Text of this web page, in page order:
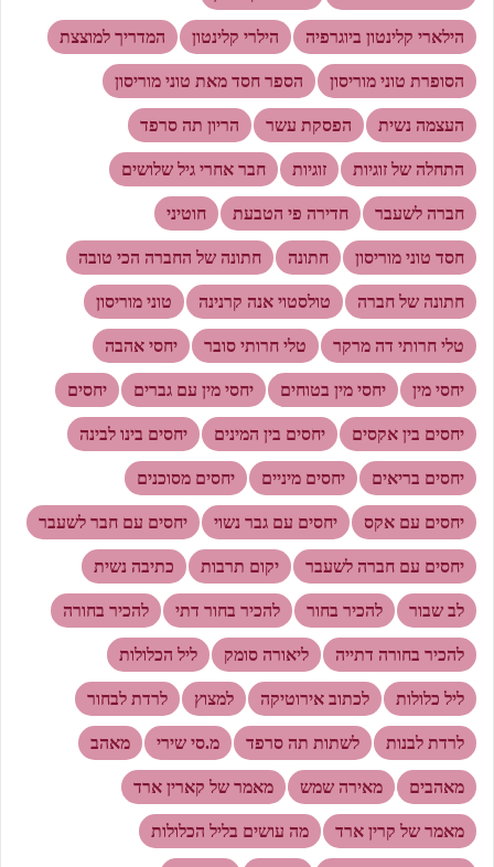
הילארי קלינטון ביוגרפיה הילרי קלינטון המדריך למוצצת
הסופרת טוני מוריסון הספר חסד מאת טוני מוריסון
העצמה נשית הפסקת עשר הריון תה סרפד
התחלה של זוגיות זוגיות חבר אחרי גיל שלושים
חברה לשעבר חדירה פי הטבעת חוטיני
חסד טוני מוריסון חתונה חתונה של החברה הכי טובה
חתונה של חברה טולסטוי אנה קרנינה טוני מוריסון
טלי חרותי דה מרקר טלי חרותי סובר יחסי אהבה
יחסי מין יחסי מין בטוחים יחסי מין עם גברים יחסים
יחסים בין אקסים יחסים בין המינים יחסים בינו לבינה
יחסים בריאים יחסים מיניים יחסים מסוכנים
יחסים עם אקס יחסים עם גבר נשוי יחסים עם חבר לשעבר
יחסים עם חברה לשעבר יקום תרבות כתיבה נשית
לב שבור להכיר בחור להכיר בחור דתי להכיר בחורה
להכיר בחורה דתייה ליאורה סומק ליל הכלולות
ליל כלולות לכתוב אירוטיקה למצוץ לרדת לבחור
לרדת לבנות לשתות תה סרפד מ.סי שירי מאהב
מאהבים מאירה שמש מאמר של קארין ארד
מאמר של קרין ארד מה עושים בליל הכלולות